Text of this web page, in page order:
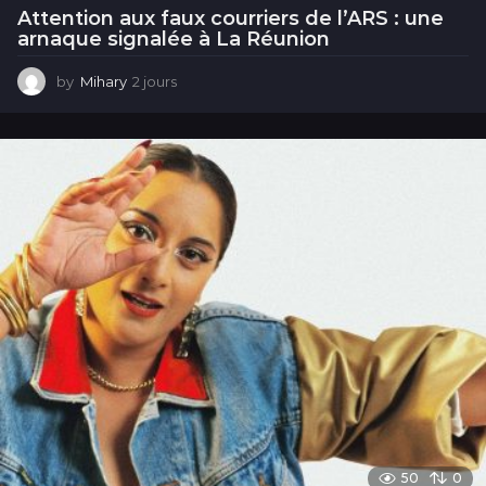
Attention aux faux courriers de l’ARS : une
arnaque signalée à La Réunion
by Mihary 2 jours
u
r
50 0